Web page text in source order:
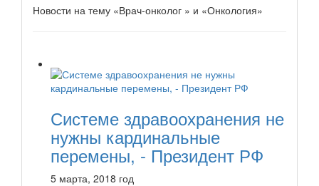
Новости на тему «Врач-онколог » и «Онкология»
Системе здравоохранения не
нужны кардинальные
перемены, - Президент РФ
5 марта, 2018 год